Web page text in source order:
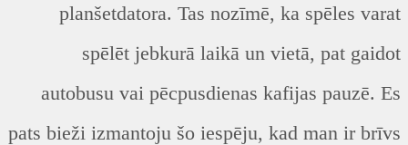
planšetdatora. Tas nozīmē, ka spēles varat
spēlēt jebkurā laikā un vietā, pat gaidot
autobusu vai pēcpusdienas kafijas pauzē. Es
pats bieži izmantoju šo iespēju, kad man ir brīvs